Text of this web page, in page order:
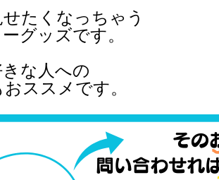
たくなっちゃう
グッズです。
な人への
おススメです。